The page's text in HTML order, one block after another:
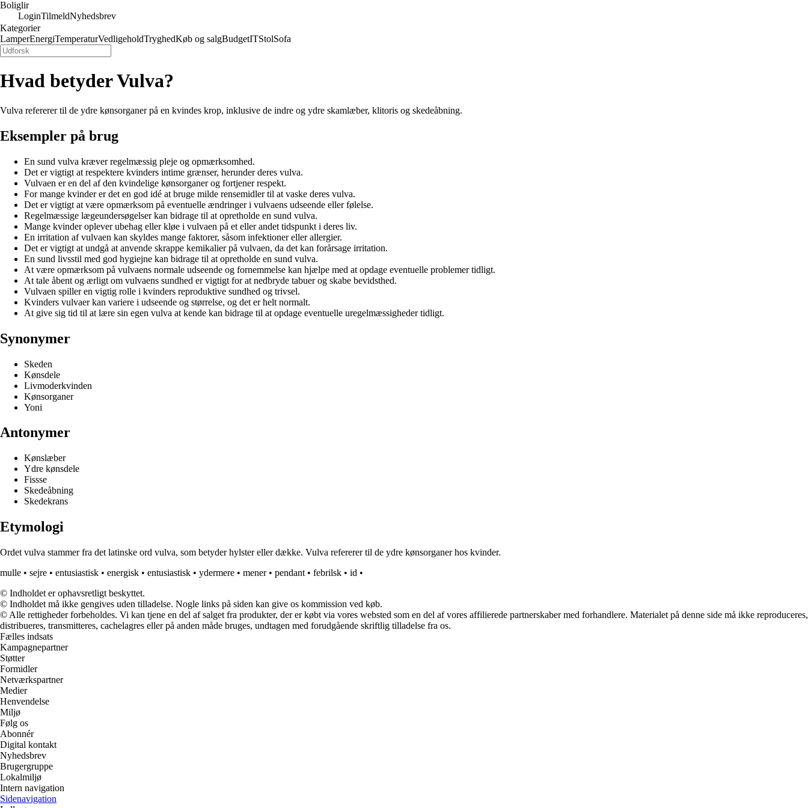
Boliglir
LoginTilmeldNyhedsbrev
Kategorier
LamperEnergiTemperaturVedligeholdTryghedKøb og salgBudgetITStolSofa
Hvad betyder Vulva?
Vulva refererer til de ydre kønsorganer på en kvindes krop, inklusive de indre og ydre skamlæber, klitoris og skedeåbning.
Eksempler på brug
En sund vulva kræver regelmæssig pleje og opmærksomhed.
Det er vigtigt at respektere kvinders intime grænser, herunder deres vulva.
Vulvaen er en del af den kvindelige kønsorganer og fortjener respekt.
For mange kvinder er det en god idé at bruge milde rensemidler til at vaske deres vulva.
Det er vigtigt at være opmærksom på eventuelle ændringer i vulvaens udseende eller følelse.
Regelmæssige lægeundersøgelser kan bidrage til at opretholde en sund vulva.
Mange kvinder oplever ubehag eller kløe i vulvaen på et eller andet tidspunkt i deres liv.
En irritation af vulvaen kan skyldes mange faktorer, såsom infektioner eller allergier.
Det er vigtigt at undgå at anvende skrappe kemikalier på vulvaen, da det kan forårsage irritation.
En sund livsstil med god hygiejne kan bidrage til at opretholde en sund vulva.
At være opmærksom på vulvaens normale udseende og fornemmelse kan hjælpe med at opdage eventuelle problemer tidligt.
At tale åbent og ærligt om vulvaens sundhed er vigtigt for at nedbryde tabuer og skabe bevidsthed.
Vulvaen spiller en vigtig rolle i kvinders reproduktive sundhed og trivsel.
Kvinders vulvaer kan variere i udseende og størrelse, og det er helt normalt.
At give sig tid til at lære sin egen vulva at kende kan bidrage til at opdage eventuelle uregelmæssigheder tidligt.
Synonymer
Skeden
Kønsdele
Livmoderkvinden
Kønsorganer
Yoni
Antonymer
Kønslæber
Ydre kønsdele
Fissse
Skedeåbning
Skedekrans
Etymologi
Ordet vulva stammer fra det latinske ord vulva, som betyder hylster eller dække. Vulva refererer til de ydre kønsorganer hos kvinder.
mulle • sejre • entusiastisk • energisk • entusiastisk • ydermere • mener• pendant • febrilsk • id •
© Indholdet er ophavsretligt beskyttet.
© Indholdet må ikke gengives uden tilladelse. Nogle links på siden kan give os kommission ved køb.
© Alle rettigheder forbeholdes. Vi kan tjene en del af salget fra produkter, der er købt via vores websted som en del af vores affilierede partnerskaber med forhandlere. Materialet på denne side må ikke reproduceres,
distribueres, transmitteres, cachelagres eller på anden måde bruges, undtagen med forudgående skriftlig tilladelse fra os.
Fælles indsats
Kampagnepartner
Støtter
Formidler
Netværkspartner
Medier
Henvendelse
Miljø
Følg os
Abonnér
Digital kontakt
Nyhedsbrev
Brugergruppe
Lokalmiljø
Intern navigation
Sidenavigation